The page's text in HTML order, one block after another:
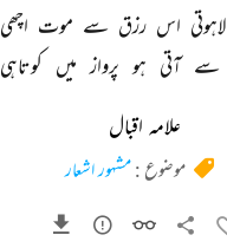
لاہوتی اس رزق سے موت اچھی
سے آتی ہو پرواز میں کوتاہی
علامہ اقبال
موضوع :مشہور اشعار